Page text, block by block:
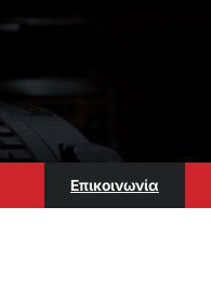
Επικοινωνία